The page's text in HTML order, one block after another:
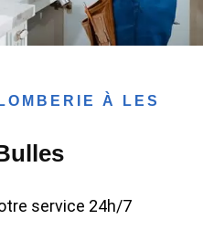
À LES
service 24h/7